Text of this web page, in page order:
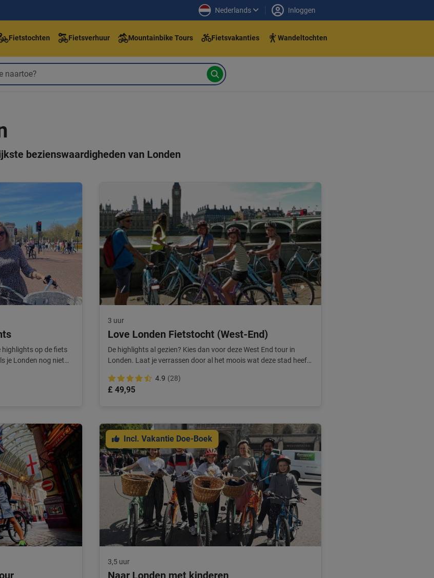
Nederlands Inloggen
Fietstochten Fietsverhuur Mountainbike Tours Fietsvakanties Wandeltochten
bezienswaardigheden van Londen
highlights op de fiets
je Londen nog niet
3 uur
Love Londen Fietstocht (West-End)
De highlights al gezien? Kies dan voor deze West End tour in
Londen. Laat je verrassen door al het moois wat deze stad heeft.
4.9 (28)
£ 49,95
Incl. Vakantie Doe-Boek
3,5 uur
Naar Londen met kinderen